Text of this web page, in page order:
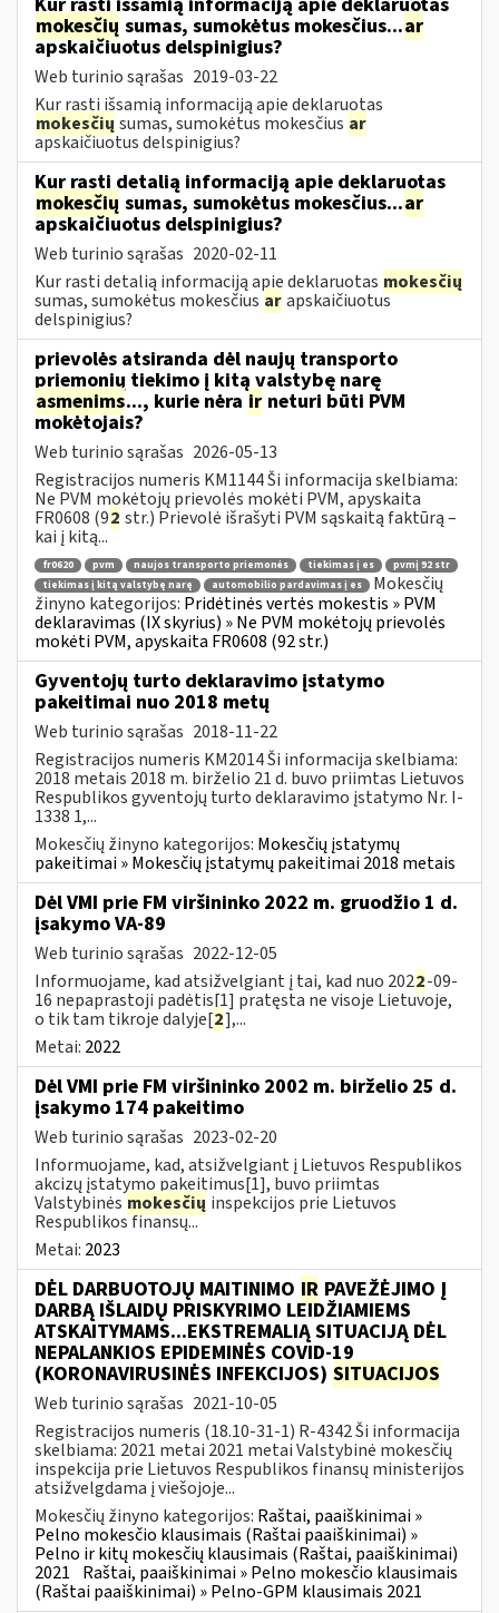
mokesčių sumas, sumokėtus mokesčius...ar
apskaičiuotus delspinigius?
Web turinio sąrašas 2019-03-22
Kur rasti išsamią informaciją apie deklaruotas
mokesčių sumas, sumokėtus mokesčius ar
apskaičiuotus delspinigius?
Kur rasti detalią informaciją apie deklaruotas
mokesčių sumas, sumokėtus mokesčius...ar
apskaičiuotus delspinigius?
Web turinio sąrašas 2020-02-11
Kur rasti detalią informaciją apie deklaruotas mokesčių
sumas, sumokėtus mokesčius arapskaičiuotus
delspinigius?
prievolės atsiranda dėl naujų transporto
priemonių tiekimo į kitą valstybę narę
asmenims..., kurie nėra ir neturi būti PVM
mokėtojais?
Web turinio sąrašas 2026-05-13
Registracijos numeris KM1144 Ši informacija skelbiama:
Ne PVM mokėtojų prievolės mokėti PVM, apyskaita
FR0608 (92 str.) Prievolė išrašyti PVM sąskaitą faktūrą –
kai į kitą...
fr0620 pvm naujos transporto priemonės tiekimas į es
pvmį 92 str
tiekimas į kitą valstybę narę
automobilio pardavimas į es
Mokesčių
žinyno kategorijos: Pridėtinės vertės mokestis » PVM
deklaravimas (IX skyrius) » Ne PVM mokėtojų prievolės
mokėti PVM, apyskaita FR0608 (92 str.)
Gyventojų turto deklaravimo įstatymo
pakeitimai nuo 2018 metų
Web turinio sąrašas 2018-11-22
Registracijos numeris KM2014 Ši informacija skelbiama:
2018 metais 2018 m. birželio 21 d. buvo priimtas Lietuvos
Respublikos gyventojų turto deklaravimo įstatymo Nr. I-
1338 1,...
Mokesčių žinyno kategorijos: Mokesčių įstatymų
pakeitimai » Mokesčių įstatymų pakeitimai 2018 metais
Dėl VMI prie FM viršininko 2022 m. gruodžio 1 d.
įsakymo VA-89
Web turinio sąrašas 2022-12-05
Informuojame, kad atsižvelgiant į tai, kad nuo 2022-09-
16 nepaprastoji padėtis[1] pratęsta ne visoje Lietuvoje,
o tik tam tikroje dalyje[2],...
Metai: 2022
Dėl VMI prie FM viršininko 2002 m. birželio 25 d.
įsakymo 174 pakeitimo
Web turinio sąrašas 2023-02-20
Informuojame, kad, atsižvelgiant į Lietuvos Respublikos
akcizų įstatymo pakeitimus[1], buvo priimtas
Valstybinės mokesčių inspekcijos prie Lietuvos
Respublikos finansų...
Metai: 2023
DĖL DARBUOTOJŲ MAITINIMO IR PAVEŽĖJIMO Į
DARBĄ IŠLAIDŲ PRISKYRIMO LEIDŽIAMIEMS
ATSKAITYMAMS...EKSTREMALIĄ SITUACIJĄ DĖL
NEPALANKIOS EPIDEMINĖS COVID-19
(KORONAVIRUSINĖS INFEKCIJOS) SITUACIJOS
Web turinio sąrašas 2021-10-05
Registracijos numeris (18.10-31-1) R-4342 Ši informacija
skelbiama: 2021 metai 2021 metai Valstybinė mokesčių
inspekcija prie Lietuvos Respublikos finansų ministerijos
atsižvelgdama į viešojoje...
Mokesčių žinyno kategorijos: Raštai, paaiškinimai »
Pelno mokesčio klausimais (Raštai paaiškinimai) »
Pelno ir kitų mokesčių klausimais (Raštai, paaiškinimai)
2021 Raštai, paaiškinimai » Pelno mokesčio klausimais
(Raštai paaiškinimai) » Pelno-GPM klausimais 2021